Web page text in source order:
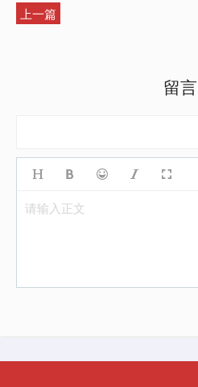
上一篇
留言
请输入正文